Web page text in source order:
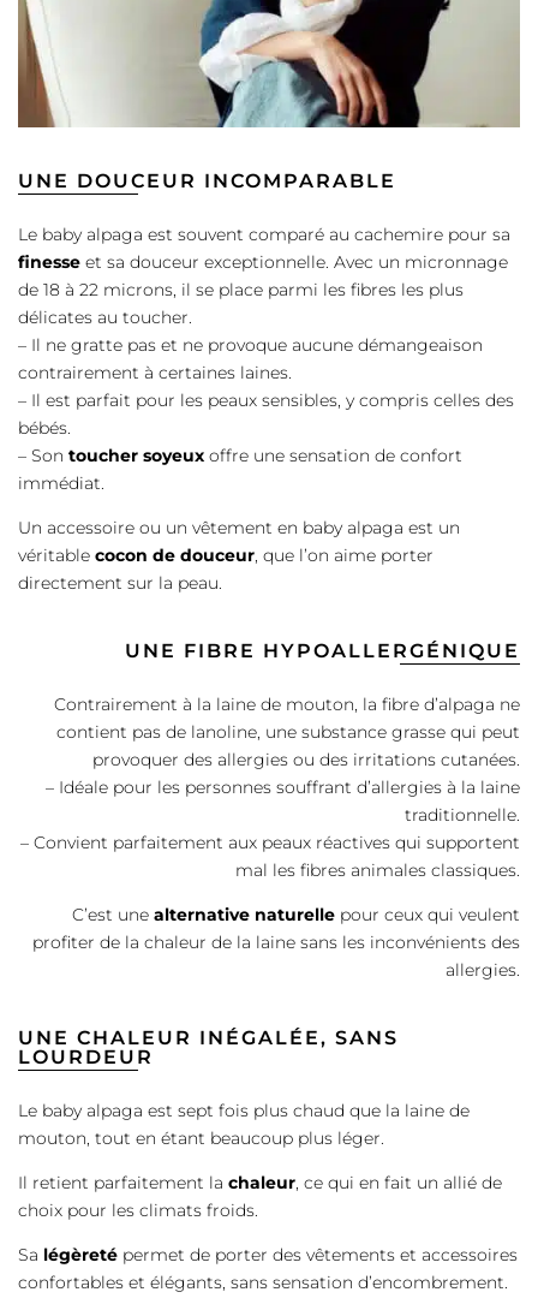
UNE DOUCEUR INCOMPARABLE
Le baby alpaga est souvent comparé au cachemire pour sa
finesse et sa douceur exceptionnelle. Avec un micronnage
de 18 à 22 microns, il se place parmi les fibres les plus
délicates au toucher.
– Il ne gratte pas et ne provoque aucune démangeaison
contrairement à certaines laines.
– Il est parfait pour les peaux sensibles, y compris celles des
bébés.
– Son toucher soyeux offre une sensation de confort
immédiat.
Un accessoire ou un vêtement en baby alpaga est un
véritable cocon de douceur, que l’on aime porter
directement sur la peau.
UNE FIBRE HYPOALLERGÉNIQUE
Contrairement à la laine de mouton, la fibre d’alpaga ne
contient pas de lanoline, une substance grasse qui peut
provoquer des allergies ou des irritations cutanées.
– Idéale pour les personnes souffrant d’allergies à la laine
traditionnelle.
– Convient parfaitement aux peaux réactives qui supportent
mal les fibres animales classiques.
C’est une alternative naturelle pour ceux qui veulent
profiter de la chaleur de la laine sans les inconvénients des
allergies.
UNE CHALEUR INÉGALÉE, SANS
LOURDEUR
Le baby alpaga est sept fois plus chaud que la laine de
mouton, tout en étant beaucoup plus léger.
Il retient parfaitement la chaleur, ce qui en fait un allié de
choix pour les climats froids.
Sa légèreté permet de porter des vêtements et accessoires
confortables et élégants, sans sensation d’encombrement.